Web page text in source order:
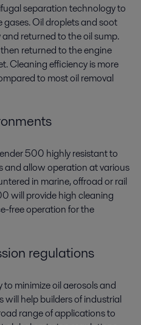
separation technology to
Oil droplets and soot
returned to the oil sump.
returned to the engine
Cleaning efficiency is more
to most oil removal
500 highly resistant to
and allow operation at various
in marine, offroad or rail
will provide high cleaning
free operation for the
regulations
minimize oil aerosols and
will help builders of industrial
range of applications to